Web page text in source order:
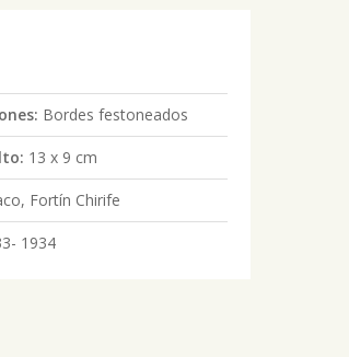
Bordes festoneados
13 x 9 cm
Fortín Chirife
1934